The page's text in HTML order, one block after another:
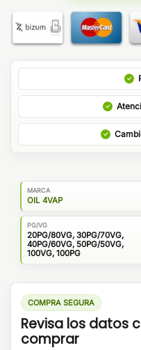
MARCA
OIL 4VAP
PG/VG
20PG/80VG, 30PG/70VG,
40PG/60VG, 50PG/50VG,
100VG, 100PG
COMPRA SEGURA
Revisa los datos
comprar